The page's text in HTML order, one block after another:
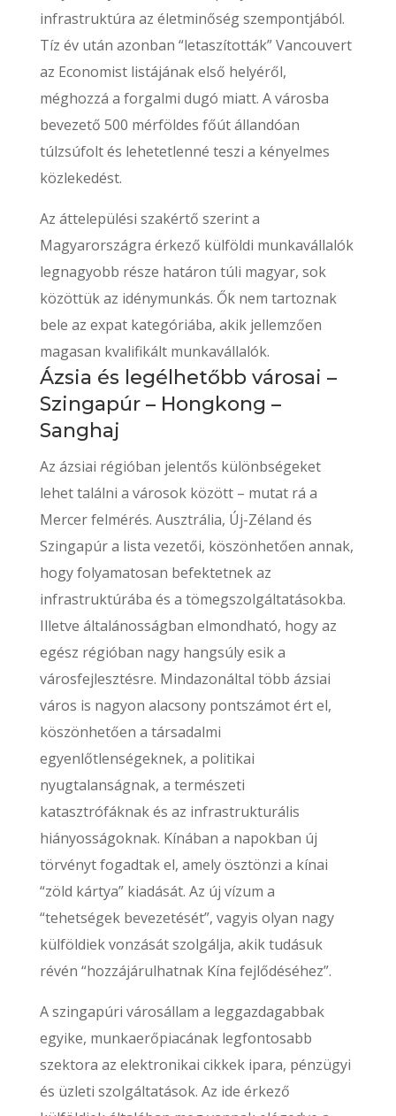
infrastruktúra az életminőség szempontjából.
Tíz év után azonban “letaszították” Vancouvert
az Economist listájának első helyéről,
méghozzá a forgalmi dugó miatt. A városba
bevezető 500 mérföldes főút állandóan
túlzsúfolt és lehetetlenné teszi a kényelmes
közlekedést.
Az áttelepülési szakértő szerint a
Magyarországra érkező külföldi munkavállalók
legnagyobb része határon túli magyar, sok
közöttük az idénymunkás. Ők nem tartoznak
bele az expat kategóriába, akik jellemzően
magasan kvalifikált munkavállalók.
Ázsia és legélhetőbb városai –
Szingapúr – Hongkong –
Sanghaj
Az ázsiai régióban jelentős különbségeket
lehet találni a városok között – mutat rá a
Mercer felmérés. Ausztrália, Új-Zéland és
Szingapúr a lista vezetői, köszönhetően annak,
hogy folyamatosan befektetnek az
infrastruktúrába és a tömegszolgáltatásokba.
Illetve általánosságban elmondható, hogy az
egész régióban nagy hangsúly esik a
városfejlesztésre. Mindazonáltal több ázsiai
város is nagyon alacsony pontszámot ért el,
köszönhetően a társadalmi
egyenlőtlenségeknek, a politikai
nyugtalanságnak, a természeti
katasztrófáknak és az infrastrukturális
hiányosságoknak. Kínában a napokban új
törvényt fogadtak el, amely ösztönzi a kínai
“zöld kártya” kiadását. Az új vízum a
“tehetségek bevezetését”, vagyis olyan nagy
külföldiek vonzását szolgálja, akik tudásuk
révén “hozzájárulhatnak Kína fejlődéséhez”.
A szingapúri városállam a leggazdagabbak
egyike, munkaerőpiacának legfontosabb
szektora az elektronikai cikkek ipara, pénzügyi
és üzleti szolgáltatások. Az ide érkező